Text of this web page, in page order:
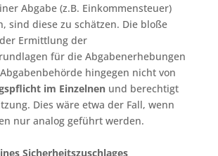
Abgabe (z.B. Einkommensteuer)
sind diese zu schätzen. Die bloße
Ermittlung der
für die Abgabenerhebungen
hingegen nicht von
im Einzelnen und berechtigt
Dies wäre etwa der Fall, wenn
nur analog geführt werden.
Sicherheitszuschlages